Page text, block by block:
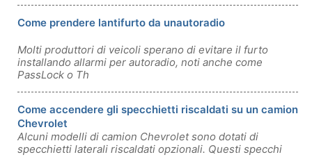
Come prendere lantifurto da unautoradio
Molti produttori di veicoli sperano di evitare il furto
installando allarmi per autoradio, noti anche come
PassLock o Th
Come accendere gli specchietti riscaldati su un camion
Chevrolet
Alcuni modelli di camion Chevrolet sono dotati di
specchietti laterali riscaldati opzionali. Questi specchi